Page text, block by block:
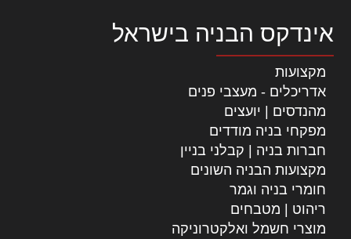
אינדקס הבניה בישראל
מקצועות
אדריכלים - מעצבי פנים
מהנדסים | יועצים
מפקחי בניה מודדים
חברות בניה | קבלני בניין
מקצועות הבניה השונים
חומרי בניה וגמר
ריהוט | מטבחים
מוצרי חשמל ואלקטרוניקה